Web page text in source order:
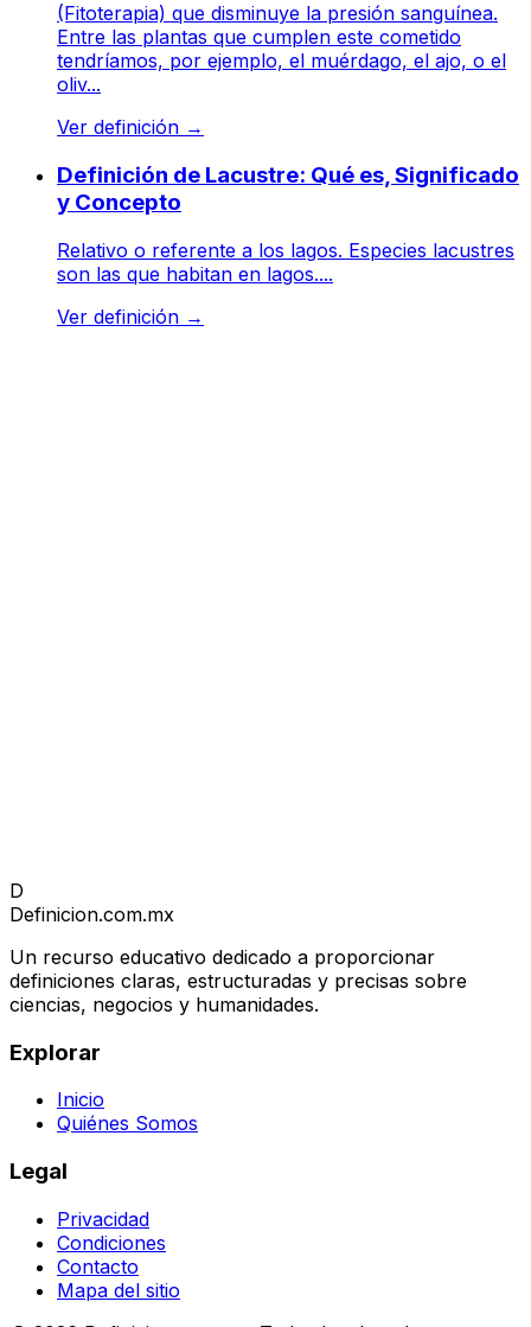
(Fitoterapia) que disminuye la presión sanguínea.
Entre las plantas que cumplen este cometido
tendríamos, por ejemplo, el muérdago, el ajo, o el
oliv...
Ver definición →
Definición de Lacustre: Qué es, Significado
y Concepto
Relativo o referente a los lagos. Especies lacustres
son las que habitan en lagos....
Ver definición →
D
Definicion.com.mx
Un recurso educativo dedicado a proporcionar
definiciones claras, estructuradas y precisas sobre
ciencias, negocios y humanidades.
Explorar
Inicio
Quiénes Somos
Legal
Privacidad
Condiciones
Contacto
Mapa del sitio